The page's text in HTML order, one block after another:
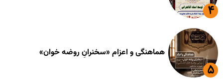
هماهنگی و اعزام «سخنرانِ روضه خوان»